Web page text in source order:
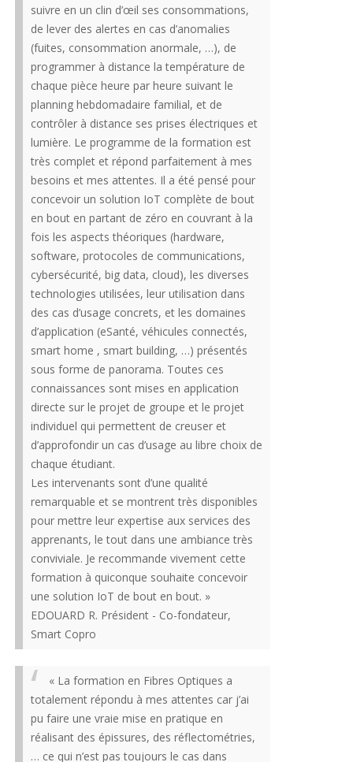
suivre en un clin d’œil ses consommations,
de lever des alertes en cas d’anomalies
(fuites, consommation anormale, …), de
programmer à distance la température de
chaque pièce heure par heure suivant le
planning hebdomadaire familial, et de
contrôler à distance ses prises électriques et
lumière. Le programme de la formation est
très complet et répond parfaitement à mes
besoins et mes attentes. Il a été pensé pour
concevoir un solution IoT complète de bout
en bout en partant de zéro en couvrant à la
fois les aspects théoriques (hardware,
software, protocoles de communications,
cybersécurité, big data, cloud), les diverses
technologies utilisées, leur utilisation dans
des cas d’usage concrets, et les domaines
d’application (eSanté, véhicules connectés,
smart home , smart building, …) présentés
sous forme de panorama. Toutes ces
connaissances sont mises en application
directe sur le projet de groupe et le projet
individuel qui permettent de creuser et
d’approfondir un cas d’usage au libre choix de
chaque étudiant.
Les intervenants sont d’une qualité
remarquable et se montrent très disponibles
pour mettre leur expertise aux services des
apprenants, le tout dans une ambiance très
conviviale. Je recommande vivement cette
formation à quiconque souhaite concevoir
une solution IoT de bout en bout. »
EDOUARD R. Président - Co-fondateur,
Smart Copro
« La formation en Fibres Optiques a
totalement répondu à mes attentes car j’ai
pu faire une vraie mise en pratique en
réalisant des épissures, des réflectométries,
… ce qui n’est pas toujours le cas dans